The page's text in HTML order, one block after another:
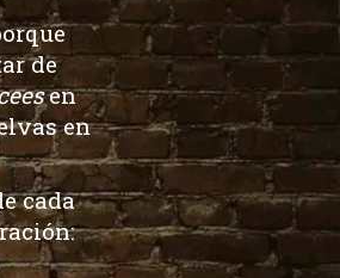
de
en
en
cada